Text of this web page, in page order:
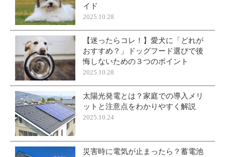
イド
2025.10.28
【迷ったらコレ！】愛犬に「どれが
おすすめ？」ドッグフード選びで後
悔しないための３つのポイント
2025.10.28
太陽光発電とは？家庭での導入メリ
ットと注意点をわかりやすく解説
2025.10.24
災害時に電気が止まったら？蓄電池